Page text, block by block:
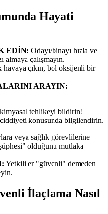
Hayati
EDİN: Odayı/binayı hızla ve
almaya çalışmayın.
havaya çıkın, bol oksijenli bir
ARAYIN:
kimyasal tehlikeyi bildirin!
konusunda bilgilendirin.
veya sağlık görevlilerine
olduğunu mutlaka
Yetkililer "güvenli" demeden
İlaçlama Nasıl